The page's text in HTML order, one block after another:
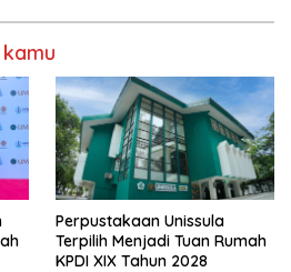
Perpustakaan Unissula
Terpilih Menjadi Tuan Rumah
KPDI XIX Tahun 2028